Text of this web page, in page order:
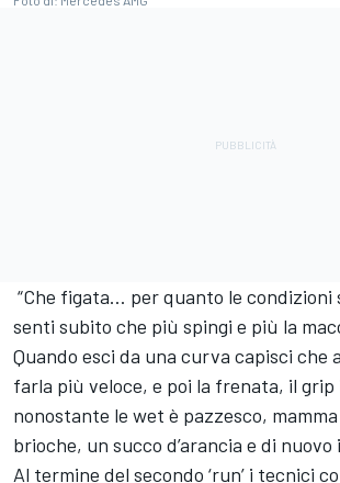
“Che figata… per quanto le condizioni
senti subito che più spingi e più la
Quando esci da una curva capisci che
farla più veloce, e poi la frenata, il
nonostante le wet è pazzesco, mamma
brioche, un succo d’arancia e di nuovo
Al termine del secondo ‘run’ i tecnici